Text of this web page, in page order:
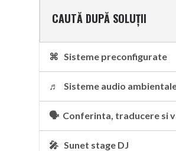
CAUTĂ DUPĂ SOLUȚII
⌘ Sisteme preconfigurate
♬ Sisteme audio
🗣 Conferinta, traducere si
🎤 Sunet stage DJ